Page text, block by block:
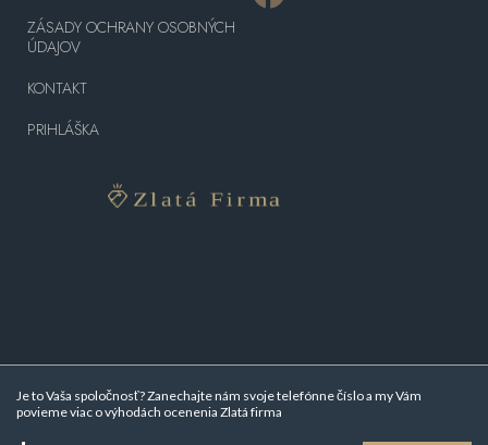
Je to Vaša spoločnosť? Zanechajte nám svoje telefónne číslo a my Vám
povieme viac ovýhodách ocenenia Zlatá firma
ZÁSADY OCHRANY OSOBNÝCH
ÚDAJOV
KONTAKT
PRIHLÁŠKA